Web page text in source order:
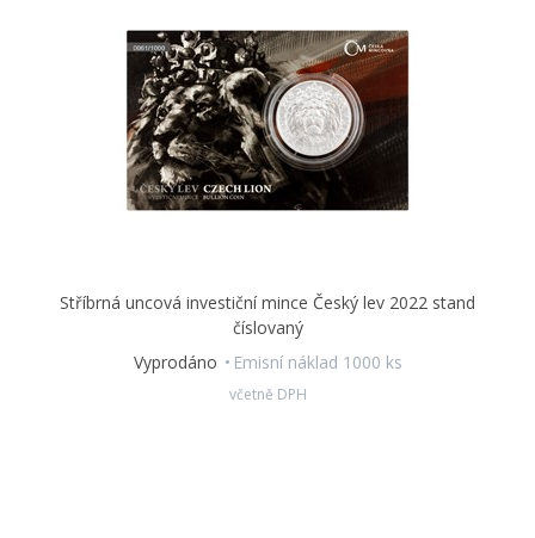
Stříbrná uncová investiční mince Český lev 2022 stand
číslovaný
Vyprodáno
Emisní náklad 1000 ks
včetně DPH